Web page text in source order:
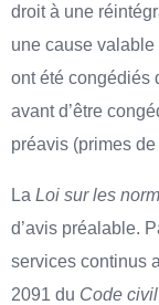
droit à une
une cause
ont été congédiés
avant d’être
préavis (primes de
La Loi sur les
d’avis préalable.
services continus
2091 du Code